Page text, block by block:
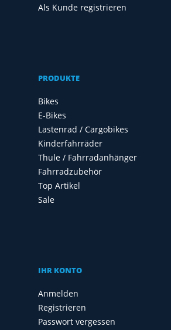
Als Kunde registrieren
PRODUKTE
Bikes
E-Bikes
Lastenrad / Cargobikes
Kinderfahrräder
Thule / Fahrradanhänger
Fahrradzubehör
Top Artikel
Sale
IHR KONTO
Anmelden
Registrieren
Passwort vergessen